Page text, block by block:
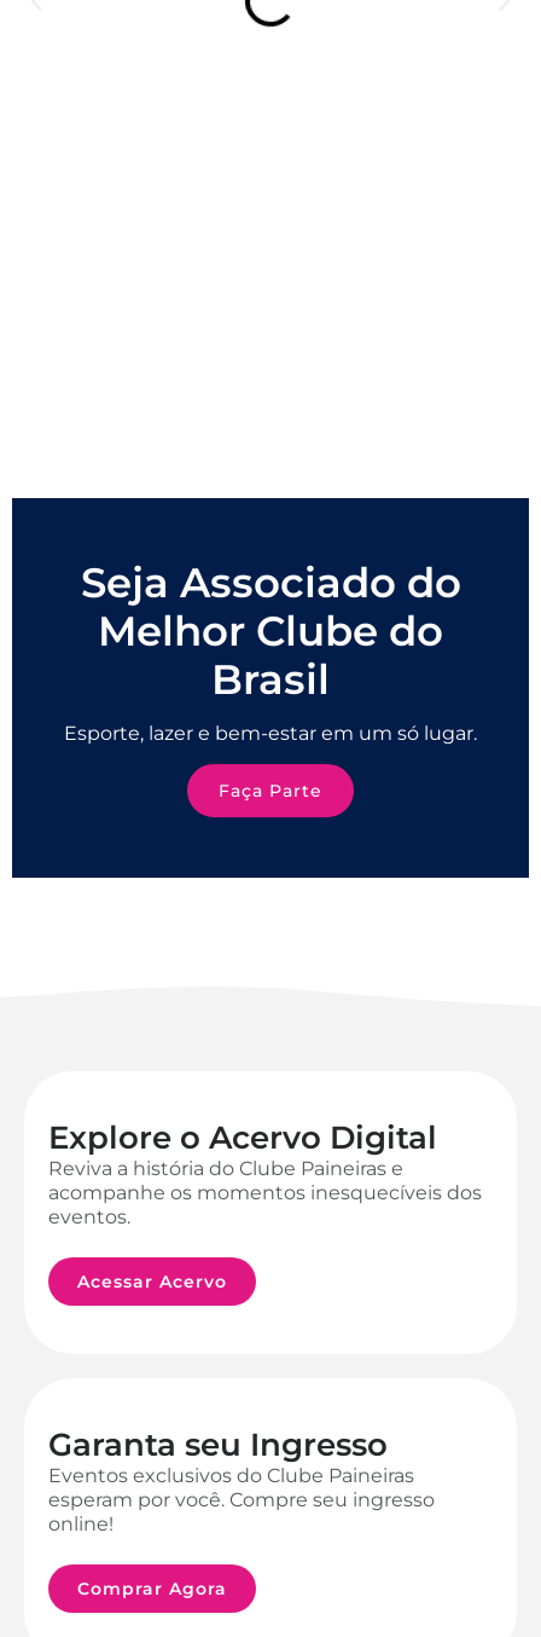
Seja Associado do
Melhor Clube do
Brasil
Esporte, lazer e bem-estar em um só lugar.
Faça Parte
Explore o Acervo Digital
Reviva a história do Clube Paineiras e
acompanhe os momentos inesquecíveis dos
eventos.
Acessar Acervo
Garanta seu Ingresso
Eventos exclusivos do Clube Paineiras
esperam por você. Compre seu ingresso
online!
Comprar Agora